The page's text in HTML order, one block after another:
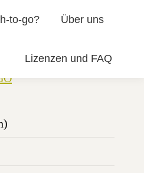
to-go? Über uns
Lizenzen und FAQ